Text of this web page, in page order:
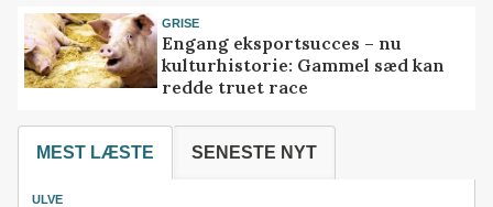
GRISE
Engang eksportsucces – nu
kulturhistorie: Gammel sæd kan
redde truet race
MEST LÆSTE SENESTE NYT
ULVE